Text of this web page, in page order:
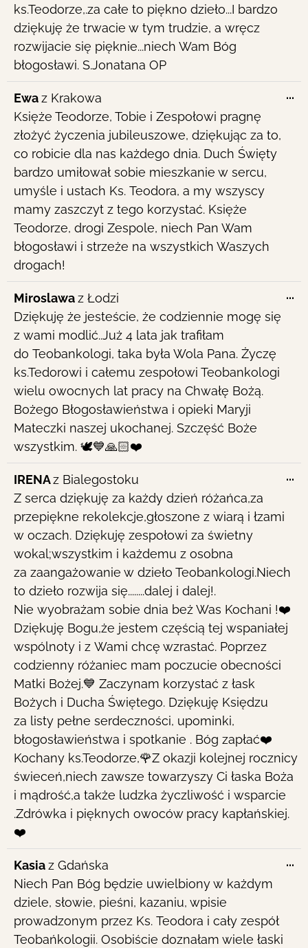
ks.Teodorze,.za całe to piękno dzieło...I bardzo
dziękuję że trwacie w tym trudzie, a wręcz
rozwijacie się pięknie...niech Wam Bóg
błogosławi. S.Jonatana OP
Ewaz Krakowa
Księże Teodorze, Tobie i Zespołowi pragnę
złożyć życzenia jubileuszowe, dziękując za to,
co robicie dla nas każdego dnia. Duch Święty
bardzo umiłował sobie mieszkanie w sercu,
umyśle i ustach Ks. Teodora, a my wszyscy
mamy zaszczyt z tego korzystać. Księże
Teodorze, drogi Zespole, niech Pan Wam
błogosławi i strzeże na wszystkich Waszych
drogach!
...
Miroslawaz Łodzi
Dziękuję że jesteście, że codziennie mogę się
z wami modlić..Już 4 lata jak trafiłam
do Teobankologi, taka była Wola Pana. Życzę
ks.Tedorowi i całemu zespołowi Teobankologi
wielu owocnych lat pracy na Chwałę Bożą.
Bożego Błogosławieństwa i opieki Maryji
Mateczki naszej ukochanej. Szczęść Boże
wszystkim. 🕊💙🙏🏻❤️
...
IRENAz Bialegostoku
Z serca dziękuję za każdy dzień różańca,za
przepiękne rekolekcje,głoszone z wiarą i łzami
w oczach. Dziękuję zespołowi za świetny
wokal;wszystkim i każdemu z osobna
za zaangażowanie w dzieło Teobankologi.Niech
to dzieło rozwija się........dalej i dalej!.
Nie wyobrażam sobie dnia beż Was Kochani !❤️
Dziękuję Bogu,że jestem częścią tej wspaniałej
wspólnoty i z Wami chcę wzrastać. Poprzez
codzienny różaniec mam poczucie obecności
Matki Bożej.💙 Zaczynam korzystać z łask
Bożych i Ducha Świętego. Dziękuję Księdzu
za listy pełne serdeczności, upominki,
błogosławieństwa i spotkanie . Bóg zapłać❤️
Kochany ks.Teodorze,🌹Z okazji kolejnej rocznicy
świeceń,niech zawsze towarzyszy Ci łaska Boża
i mądrość,a także ludzka życzliwość i wsparcie
.Zdrówka i pięknych owoców pracy kapłańskiej.
❤️
...
Kasiaz Gdańska
Niech Pan Bóg będzie uwielbiony w każdym
dziele, słowie, pieśni, kazaniu, wpisie
prowadzonym przez Ks. Teodora i cały zespół
Teobańkologii. Osobiście doznałam wiele łaski
...